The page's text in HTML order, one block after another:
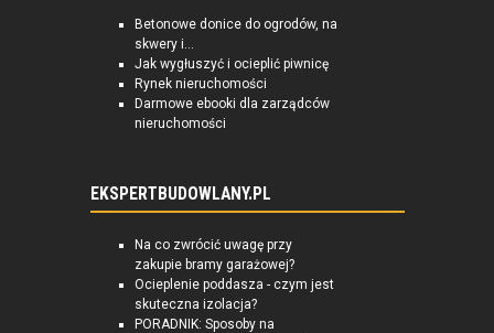
Betonowe donice do ogrodów, na
skwery i...
Jak wygłuszyć i ocieplić piwnicę
Rynek nieruchomości
Darmowe ebooki dla zarządców
nieruchomości
EKSPERTBUDOWLANY.PL
Na co zwrócić uwagę przy
zakupie bramy garażowej?
Ocieplenie poddasza - czym jest
skuteczna izolacja?
PORADNIK: Sposoby na